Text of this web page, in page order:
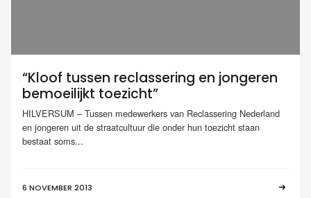
“Kloof tussen reclassering en jongeren
bemoeilijkt toezicht”
HILVERSUM – Tussen medewerkers van Reclassering Nederland
en jongeren uit de straatcultuur die onder hun toezicht staan
bestaat soms...
6 NOVEMBER 2013